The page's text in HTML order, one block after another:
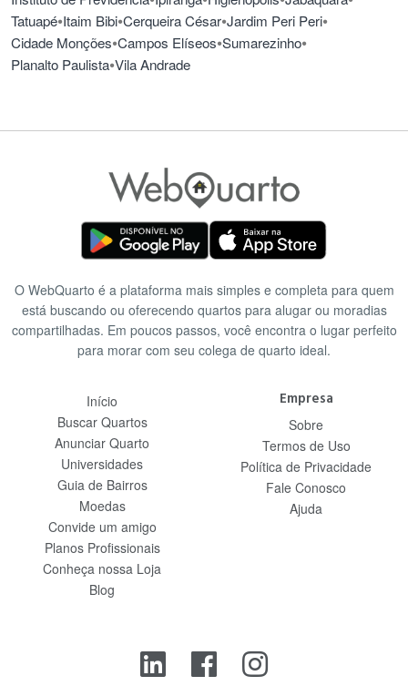
Tatuapé•Itaim Bibi•Cerqueira César•Jardim Peri Peri•
Cidade Monções•Campos Elíseos•Sumarezinho•
Planalto Paulista•Vila Andrade
O WebQuarto é a plataforma mais simples e completa para quem
está buscando ou oferecendo quartos para alugar ou moradias
compartilhadas. Em poucos passos, você encontra o lugar perfeito
para morar com seu colega de quarto ideal.
Início
Buscar Quartos
Anunciar Quarto
Universidades
Guia de Bairros
Moedas
Convide um amigo
Planos Profissionais
Conheça nossa Loja
Blog
Empresa
Sobre
Termos de Uso
Política de Privacidade
Fale Conosco
Ajuda